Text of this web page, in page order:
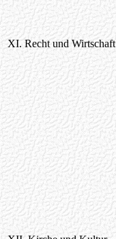
XI. Recht und Wirtschaft